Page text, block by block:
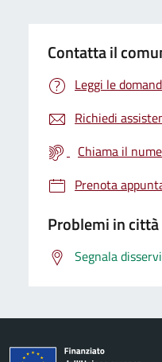
Contatta il
Leggi le
Richiedi
Chiama il
Prenota
Problemi in città
Segnala